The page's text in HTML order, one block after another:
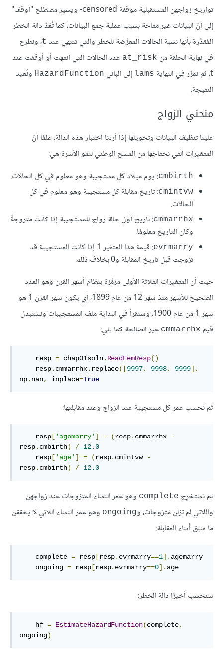
تواريخ زواجهن المستقبلية موقفة censored- ويشير مصطلح "أوقف"
إلى أنّ البيانات غير متاحة بسبب عملية جمع البيانات، كما تُعَدّ دالة الخطر
المُقدَّرة بأنها نسبة الحالات المعرَّضة للخطر والتي تنتهي عند t، ونطرح
في نهاية الحلقة من at_risk عدد الحالات التي انتهت أو أوقفت عند
t، ثم نمرِّر في النهاية
lams إلى الباني HazardFunction ونُعيد
النتيجة.
منحني الزواج
علينا تنظيف البيانات وتحويلها إذا أردنا اختبار هذه الدالة، علمًا أنّ
المتغيرات التي نحتاجها من المسح الوطني لنمو الأسرة هي:
cmbirth: يوم ميلاد كل مستجيبة وهو معلوم في كل الحالات.
cmintvw: تاريخ مقابلة كل مستجيبة وهو معلوم في كل
الحالات.
cmmarrhx: تاريخ أول حالة زواج للمستجيبة إذا كانت متزوجةً
وكان التاريخ معلومًا.
evrmarry
: قيمة هذا المتغير 1 إذا كانت المستجيبة قد
تزوجت قبل تاريخ المقابلة و0 بخلاف ذلك.
حيث أن المتغيرات الثلاثة الأولى مرمَّزة بنظام أشهر القرن وهو العدد
الصحيح للأشهر منذ شهر 12 من عام 1899، أي يكون شهر القرن 1 هو
شهر 1 من عام 1900، وسنقرأ في البداية ملف المستجيبات ونستبدل
قيم cmmarrhx غير الصالحة كما يلي:
    resp
= chap01soln. ReadFemResp()
    resp
. cmmarrhx. replace([9997, 9998, 9999],
np. nan, inplace=True
ثم نحسب عمر كل مستجيبة عند الزواج وعند مقابلتها:
    resp
[ 'agemarry' ] = (resp. cmmarrhx
-
resp. cmbirth) / 12.0
    resp
[ 'age' ] = (resp. cmintvw -
resp. cmbirth) / 12.0
ثم نستخرِج complete وهو عمر النساء المتزوجات عند زواجهن
واللاتي لم تزلن متزوجات، وongoing وهو عمر النساء اللاتي لا يحققن
ما سبق أثناء المقابلة:
    complete
= resp [resp. evrmarry==1]. agemarry
    ongoing
= resp [resp. evrmarry==0]. age
سنحسب أخيرًا دالة الخطر:
    hf
= EstimateHazardFunction(complete,
ongoing)